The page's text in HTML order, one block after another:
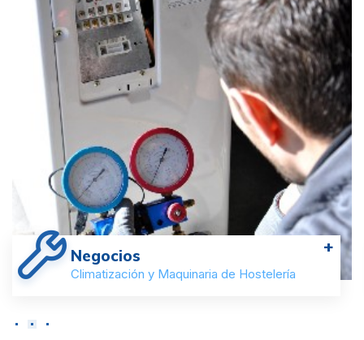
Negocios
Climatización y Maquinaria de Hostelería
+